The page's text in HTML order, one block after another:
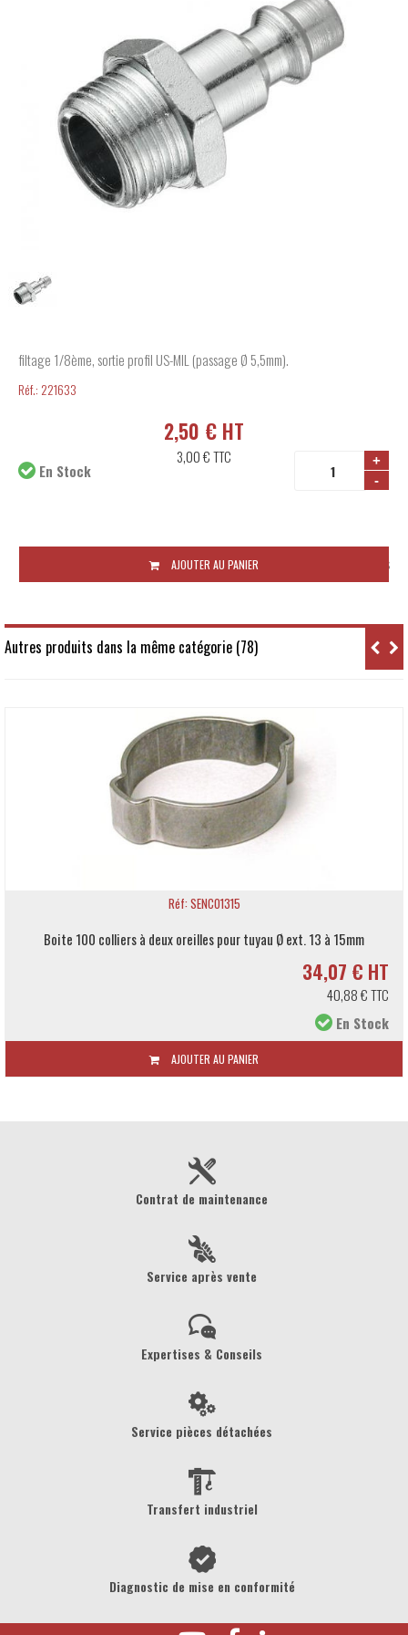
filtage 1/8ème, sortie profil US-MIL (passage Ø 5,5mm).
Réf.: 221633
2,50 € HT
3,00 €TTC
+
-
En Stock
48 à 72 heures
AJOUTER AU PANIER
Autres produits dans la même catégorie (78)
Réf: SENCO1315
Boite 100 colliers à deux oreilles pour tuyau Ø ext. 13 à 15mm
34,07 € HT
40,88 € TTC
En Stock
AJOUTER AU PANIER
Contrat de maintenance
Service après vente
Expertises & Conseils
Service pièces détachées
Transfert industriel
Diagnostic de mise en conformité